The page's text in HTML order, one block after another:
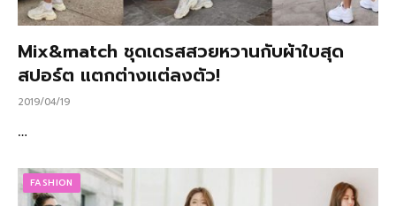
Mix&match ชุดเดรสสวยหวานกับผ้าใบสุด
สปอร์ต แตกต่างแต่ลงตัว!
2019/04/19
…
FASHION